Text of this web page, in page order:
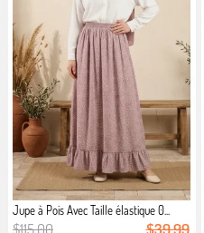
Jupe à Pois Avec Taille élastique 0...
$115.00 $39.99